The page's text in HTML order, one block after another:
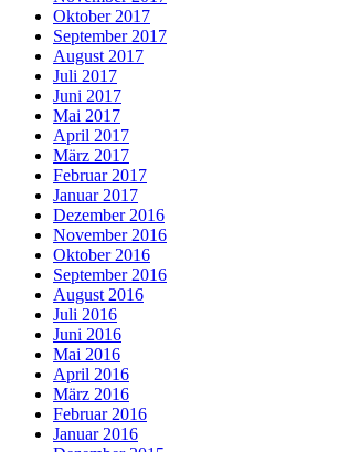
Oktober 2017
September 2017
August 2017
Juli 2017
Juni 2017
Mai 2017
April 2017
März 2017
Februar 2017
Januar 2017
Dezember 2016
November 2016
Oktober 2016
September 2016
August 2016
Juli 2016
Juni 2016
Mai 2016
April 2016
März 2016
Februar 2016
Januar 2016